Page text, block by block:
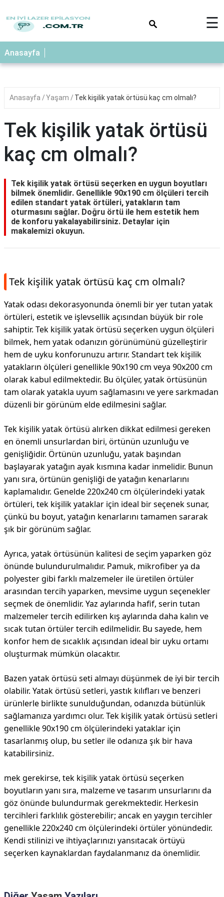
☰
Anasayfa
Anasayfa Yaşam Tek kişilik yatak örtüsü kaç cm olmalı?
Tek kişilik yatak örtüsü
kaç cm olmalı?
Tek kişilik yatak örtüsü seçerken en uygun boyutları
bilmek önemlidir. Genellikle 90x190 cm ölçüleri tercih
edilen standart yatak örtüleri, yatakların tam
oturmasını sağlar. Doğru örtü ile hem estetik hem
de konforu yakalayabilirsiniz. Detaylar için
makalemizi okuyun.
Tek kişilik yatak örtüsü kaç cm olmalı?
Yatak odası dekorasyonunda önemli bir yer tutan yatak
örtüleri, estetik ve işlevsellik açısından büyük bir role
sahiptir. Tek kişilik yatak örtüsü seçerken uygun ölçüleri
bilmek, hem yatak odanızın görünümünü güzelleştirir
hem de uyku konforunuzu artırır. Standart tek kişilik
yatakların ölçüleri genellikle 90x190 cm veya 90x200 cm
olarak kabul edilmektedir. Bu ölçüler, yatak örtüsünün
tam olarak yatakla uyum sağlamasını ve yere sarkmadan
düzenli bir görünüm elde edilmesini sağlar.
Tek kişilik yatak örtüsü alırken dikkat edilmesi gereken
en önemli unsurlardan biri, örtünün uzunluğu ve
genişliğidir. Örtünün uzunluğu, yatak başından
başlayarak yatağın ayak kısmına kadar inmelidir. Bunun
yanı sıra, örtünün genişliği de yatağın kenarlarını
kaplamalıdır. Genelde 220x240 cm ölçülerindeki yatak
örtüleri, tek kişilik yataklar için ideal bir seçenek sunar,
çünkü bu boyut, yatağın kenarlarını tamamen sararak
şık bir görünüm sağlar.
Ayrıca, yatak örtüsünün kalitesi de seçim yaparken göz
önünde bulundurulmalıdır. Pamuk, mikrofiber ya da
polyester gibi farklı malzemeler ile üretilen örtüler
arasından tercih yaparken, mevsime uygun seçenekler
seçmek de önemlidir. Yaz aylarında hafif, serin tutan
malzemeler tercih edilirken kış aylarında daha kalın ve
sıcak tutan örtüler tercih edilmelidir. Bu sayede, hem
konfor hem de sıcaklık açısından ideal bir uyku ortamı
oluşturmak mümkün olacaktır.
Bazen yatak örtüsü seti almayı düşünmek de iyi bir tercih
olabilir. Yatak örtüsü setleri, yastık kılıfları ve benzeri
ürünlerle birlikte sunulduğundan, odanızda bütünlük
sağlamanıza yardımcı olur. Tek kişilik yatak örtüsü setleri
genellikle 90x190 cm ölçülerindeki yataklar için
tasarlanmış olup, bu setler ile odanıza şık bir hava
katabilirsiniz.
mek gerekirse, tek kişilik yatak örtüsü seçerken
boyutların yanı sıra, malzeme ve tasarım unsurlarını da
göz önünde bulundurmak gerekmektedir. Herkesin
tercihleri farklılık gösterebilir; ancak en yaygın tercihler
genellikle 220x240 cm ölçülerindeki örtüler yönündedir.
Kendi stilinizi ve ihtiyaçlarınızı yansıtacak örtüyü
seçerken kaynaklardan faydalanmanız da önemlidir.